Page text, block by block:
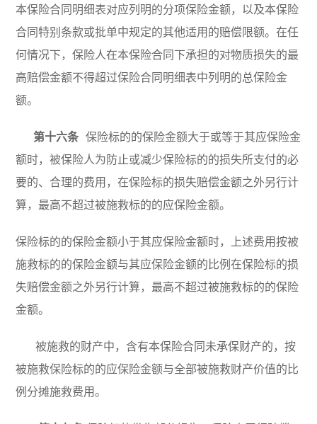
本保险合同明细表对应列明的分项保险金额，以及本保险
合同特别条款或批单中规定的其他适用的赔偿限额。在任
何情况下，保险人在本保险合同下承担的对物质损失的最
高赔偿金额不得超过保险合同明细表中列明的总保险金
额。
第十六条
保险标的的保险金额大于或等于其应保险金
额时，被保险人为防止或减少保险标的的损失所支付的必
要的、合理的费用，在保险标的损失赔偿金额之外另行计
算，最高不超过被施救标的的应保险金额。
保险标的的保险金额小于其应保险金额时，上述费用按被
施救标的的保险金额与其应保险金额的比例在保险标的损
失赔偿金额之外另行计算，最高不超过被施救标的的保险
金额。
被施救的财产中，含有本保险合同未承保财产的，按
被施救保险标的的应保险金额与全部被施救财产价值的比
例分摊施救费用。